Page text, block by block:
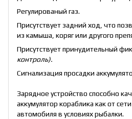
Регулированый газ.
Присутствует задний ход, что
из камыша, коряг или другого
Присутствует принудительный
контроль).
Сигнализация просадки
Зарядное устройство способно
аккумулятор кораблика как от
автомобиля в условиях рыбалки.